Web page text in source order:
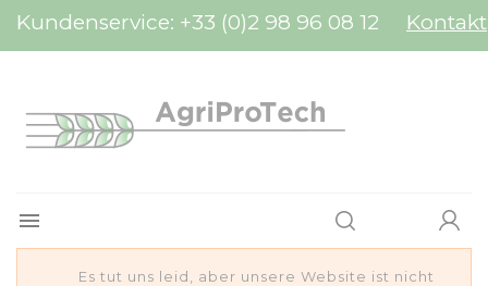
Kundenservice: +33 (0)2 98 96 08 12 Kontakt

Es tut uns leid, aber unsere Website ist nicht
Cookie-Einstellungen